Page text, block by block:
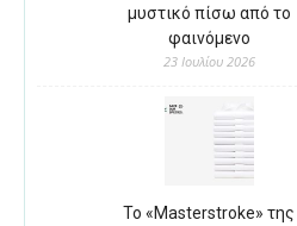
μυστικό πίσω από το
φαινόμενο
23 Ιουλίου 2026
Το «Masterstroke» της